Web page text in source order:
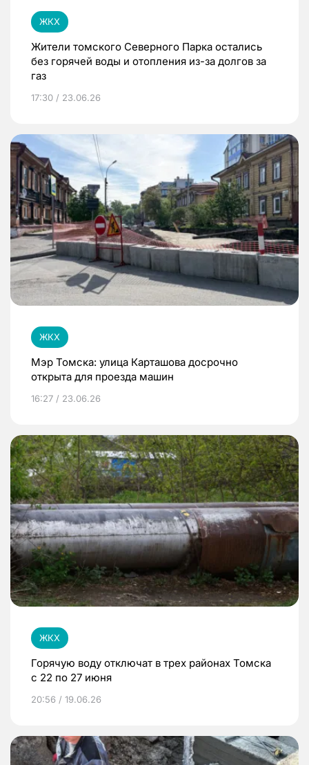
ЖКХ
Жители томского Северного Парка остались
без горячей воды и отопления из-за долгов за
газ
17:30 / 23.06.26
ЖКХ
Мэр Томска: улица Карташова досрочно
открыта для проезда машин
16:27 / 23.06.26
ЖКХ
Горячую воду отключат в трех районах Томска
с 22 по 27 июня
20:56 / 19.06.26